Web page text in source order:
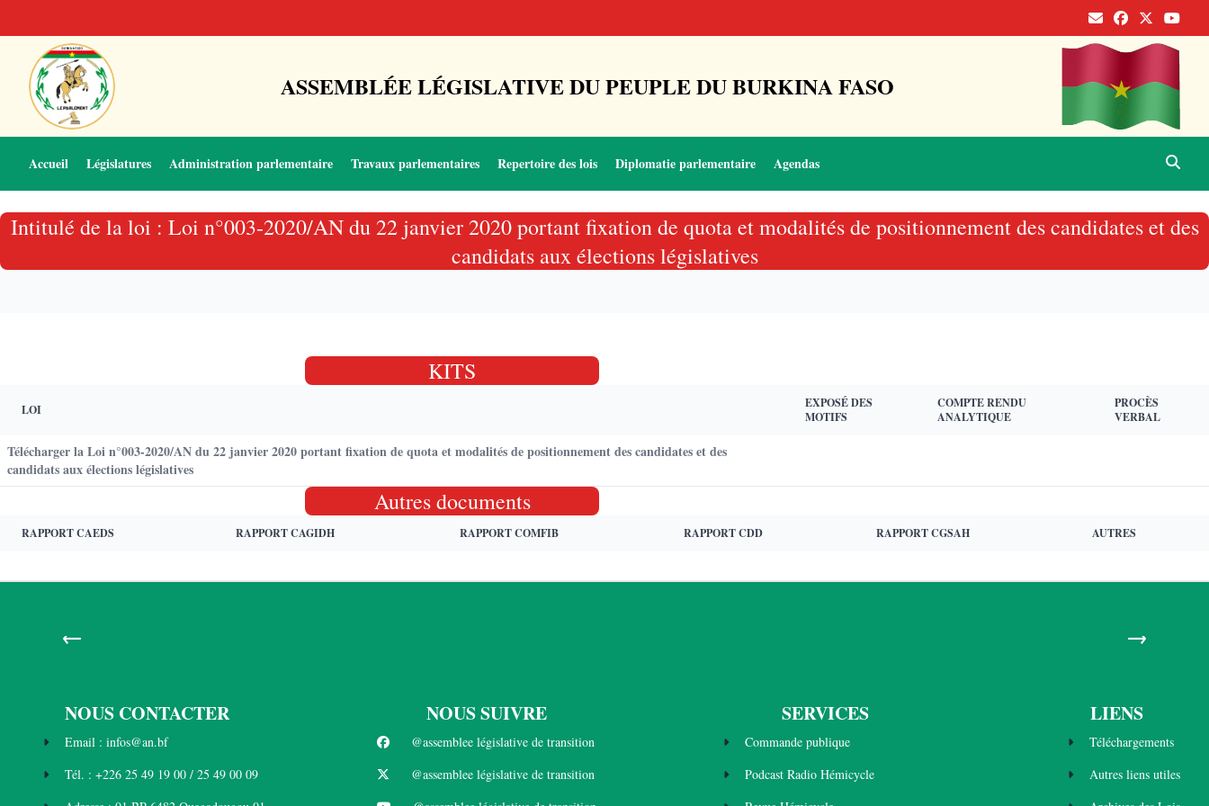
ASSEMBLÉE LÉGISLATIVE DU PEUPLE DU BURKINA FASO
Accueil Législatures Administration parlementaire Travaux parlementaires Repertoire des lois Diplomatie parlementaire Agendas
Intitulé de la loi : Loi n°003-2020/AN du 22 janvier 2020 portant fixation de quota et modalités de positionnement des candidates et des
candidats aux élections législatives
KITS
LOI
EXPOSÉ DES
MOTIFS
COMPTE RENDU
ANALYTIQUE
PROCÈS
VERBAL
Télécharger la Loi n°003-2020/AN du 22 janvier 2020 portant fixation de quota et modalités de positionnement des candidates et des
candidats aux élections législatives
Autres documents
RAPPORT CAEDS RAPPORT CAGIDH RAPPORT COMFIB RAPPORT CDD RAPPORT CGSAH AUTRES
← →
NOUS CONTACTER
Email : infos@an.bf
Tél. : +226 25 49 19 00 / 25 49 00 09
NOUS SUIVRE
@assemblee législative de transition
@assemblee législative de transition
SERVICES
Commande publique
Podcast Radio Hémicycle
LIENS
Téléchargements
Autres liens utiles